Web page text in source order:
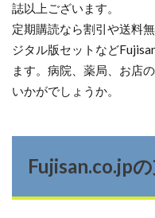
誌以上ございます。
定期購読なら割引や送料
ジタル版セットなど
ます。病院、薬局、お店
いかがでしょうか。
Fujisan.co.jp